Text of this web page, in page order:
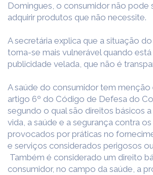
Domingues, o consumidor não pode
adquirir produtos que não necessite.
A secretária explica que a situação
torna-se mais vulnerável quando
publicidade velada, que não é
A saúde do consumidor tem menção
artigo 6º do Código de Defesa do
segundo o qual são direitos básicos
vida, a saúde e a segurança contra
provocados por práticas no
e serviços considerados perigosos
Também é considerado um direito
consumidor, no campo da saúde, a